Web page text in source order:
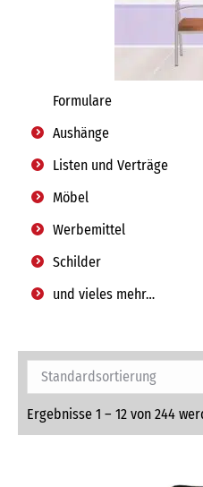
Formulare
Aushänge
Listen und Verträge
Möbel
Werbemittel
Schilder
und vieles mehr…
Ergebnisse 1 – 12 von 244